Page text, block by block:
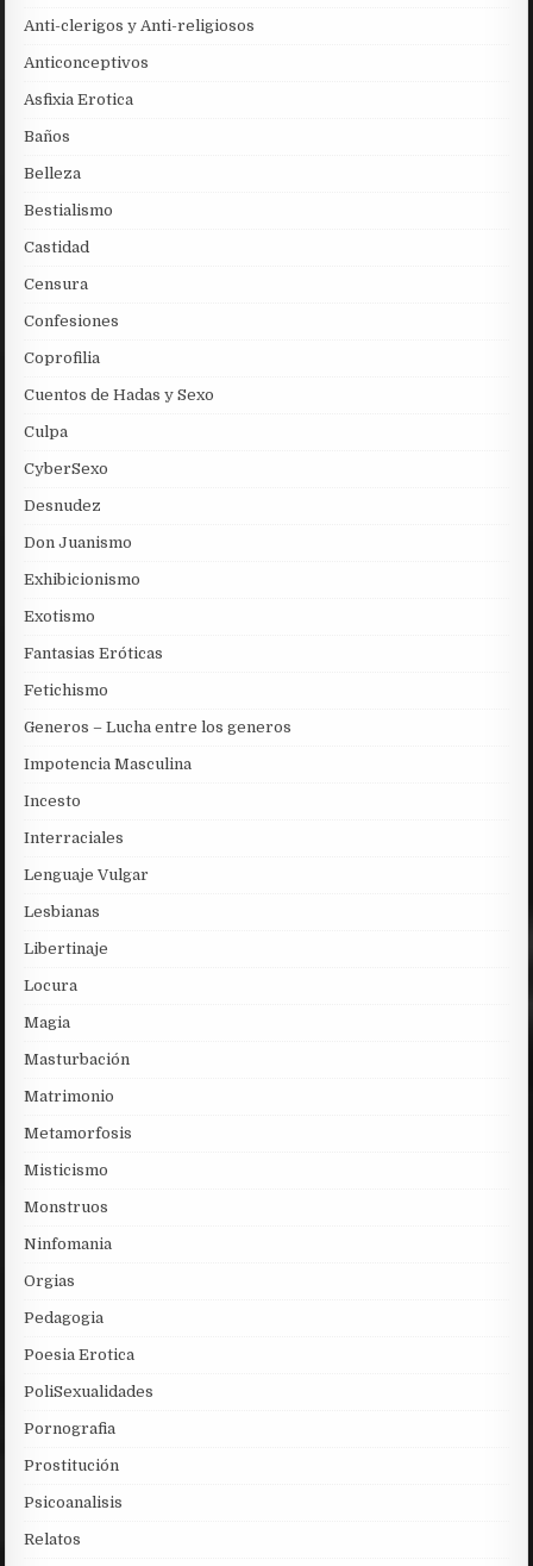
Anti-clerigos y Anti-religiosos
Anticonceptivos
Asfixia Erotica
Baños
Belleza
Bestialismo
Castidad
Censura
Confesiones
Coprofilia
Cuentos de Hadas y Sexo
Culpa
CyberSexo
Desnudez
Don Juanismo
Exhibicionismo
Exotismo
Fantasias Eróticas
Fetichismo
Generos – Lucha entre los generos
Impotencia Masculina
Incesto
Interraciales
Lenguaje Vulgar
Lesbianas
Libertinaje
Locura
Magia
Masturbación
Matrimonio
Metamorfosis
Misticismo
Monstruos
Ninfomania
Orgias
Pedagogia
Poesia Erotica
PoliSexualidades
Pornografia
Prostitución
Psicoanalisis
Relatos